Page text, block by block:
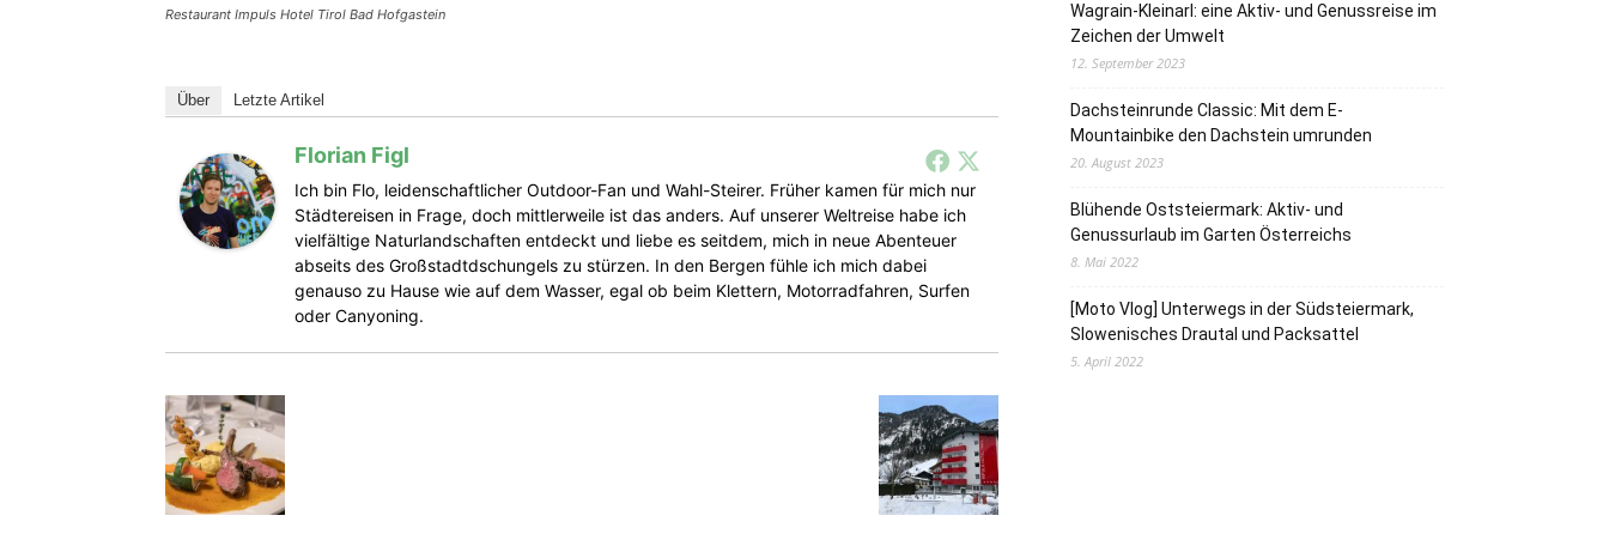
Restaurant Impuls Hotel Tirol Bad Hofgastein
Über Letzte Artikel
Florian Figl
Ich bin Flo, leidenschaftlicher Outdoor-Fan und Wahl-Steirer. Früher kamen für mich nur
Städtereisen in Frage, doch mittlerweile ist das anders. Auf unserer Weltreise habe ich
vielfältige Naturlandschaften entdeckt und liebe es seitdem, mich in neue Abenteuer
abseits des Großstadtdschungels zu stürzen. In den Bergen fühle ich mich dabei
genauso zu Hause wie auf dem Wasser, egal ob beim Klettern, Motorradfahren, Surfen
oder Canyoning.
Wagrain-Kleinarl: eine Aktiv- und Genussreise im
Zeichen der Umwelt
12. September 2023
Dachsteinrunde Classic: Mit dem E-
Mountainbike den Dachstein umrunden
20. August 2023
Blühende Oststeiermark: Aktiv- und
Genussurlaub im Garten Österreichs
8. Mai 2022
[Moto Vlog] Unterwegs in der Südsteiermark,
Slowenisches Drautal und Packsattel
5. April 2022